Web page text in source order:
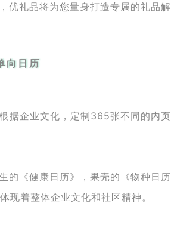
优礼品将为您量身打造专属的礼品
向日历
据企业文化，定制365张不同的内
的《健康日历》，果壳的《物种日历
现着整体企业文化和社区精神。